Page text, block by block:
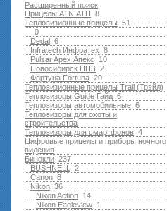
Расширенный поиск
8
Прицелы ATN АТН
51
Тепловизионные прицелы
0
6
Dedal
8
Infratech Инфратех
10
Pulsar Apex Апекс
2
Новосибирск НПЗ
20
Фортуна Fortuna
Тепловизионные прицелы Trail (Трэйл)
6
Тепловизоры Guide Гайд
6
Тепловизоры автомобильные
Тепловизоры для охоты и
строительства
4
Тепловизоры для смартфонов
Цифровые прицелы и приборы ночного
видения
237
Бинокли
2
BUSHNELL
6
Canon
36
Nikon
14
Nikon Action
1
Nikon Eagleview